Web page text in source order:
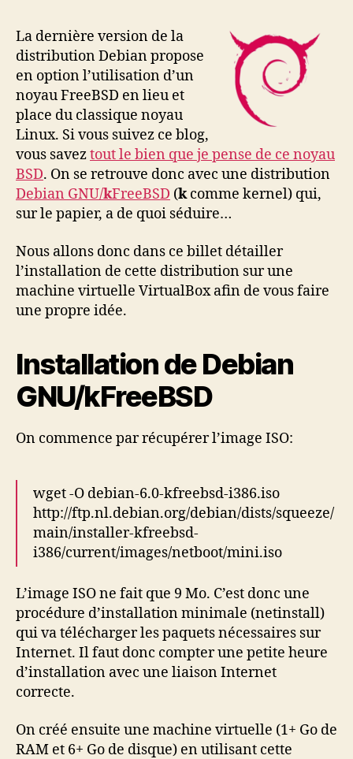
La dernière version de la
distribution Debian propose
en option l’utilisation d’un
noyau FreeBSD en lieu et
place du classique noyau
Linux. Si vous suivez ce blog,
vous saveztout le bien que je pense de ce noyau
BSD. On se retrouve donc avec une distribution
Debian GNU/kFreeBSD (kcomme kernel) qui,
sur le papier, a de quoi séduire…
Nous allons donc dans ce billet détailler
l’installation de cette distribution sur une
machine virtuelle VirtualBox afin de vous faire
une propre idée.
Installation de Debian
GNU/kFreeBSD
On commence par récupérer l’image ISO:
wget -O debian-6.0-kfreebsd-i386.iso
http://ftp.nl.debian.org/debian/dists/squeeze/
main/installer-kfreebsd-
i386/current/images/netboot/mini.iso
L’image ISO ne fait que 9 Mo. C’est donc une
procédure d’installation minimale (netinstall)
qui va télécharger les paquets nécessaires sur
Internet. Il faut donc compter une petite heure
d’installation avec une liaison Internet
correcte.
On créé ensuite une machine virtuelle (1+ Go de
RAM et 6+ Go de disque) en utilisant cette